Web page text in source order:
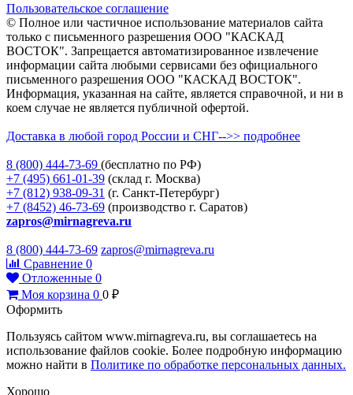
Пользовательское соглашение
© Полное или частичное использование материалов сайта
только с письменного разрешения ООО "КАСКАД
ВОСТОК". Запрещается автоматизированное извлечение
информации сайта любыми сервисами без официального
письменного разрешения ООО "КАСКАД ВОСТОК".
Информация, указанная на сайте, является справочной, и ни в
коем случае не является публичной офертой.
Доставка в любой город России и СНГ-->> подробнее
8 (800) 444-73-69 (бесплатно по РФ)
+7 (495) 661-01-39 (склад г. Москва)
+7 (812) 938-09-31 (г. Санкт-Петербург)
+7 (8452) 46-73-69 (производство г. Саратов)
zapros@mirnagreva.ru
8 (800) 444-73-69 zapros@mirnagreva.ru
Сравнение 0
Отложенные 0
Моя корзина 0 0 ₽
Оформить
Пользуясь сайтом www.mirnagreva.ru, вы соглашаетесь на
использование файлов cookie. Более подробную информацию
можно найти в Политике по обработке персональных данных.
Хорошо